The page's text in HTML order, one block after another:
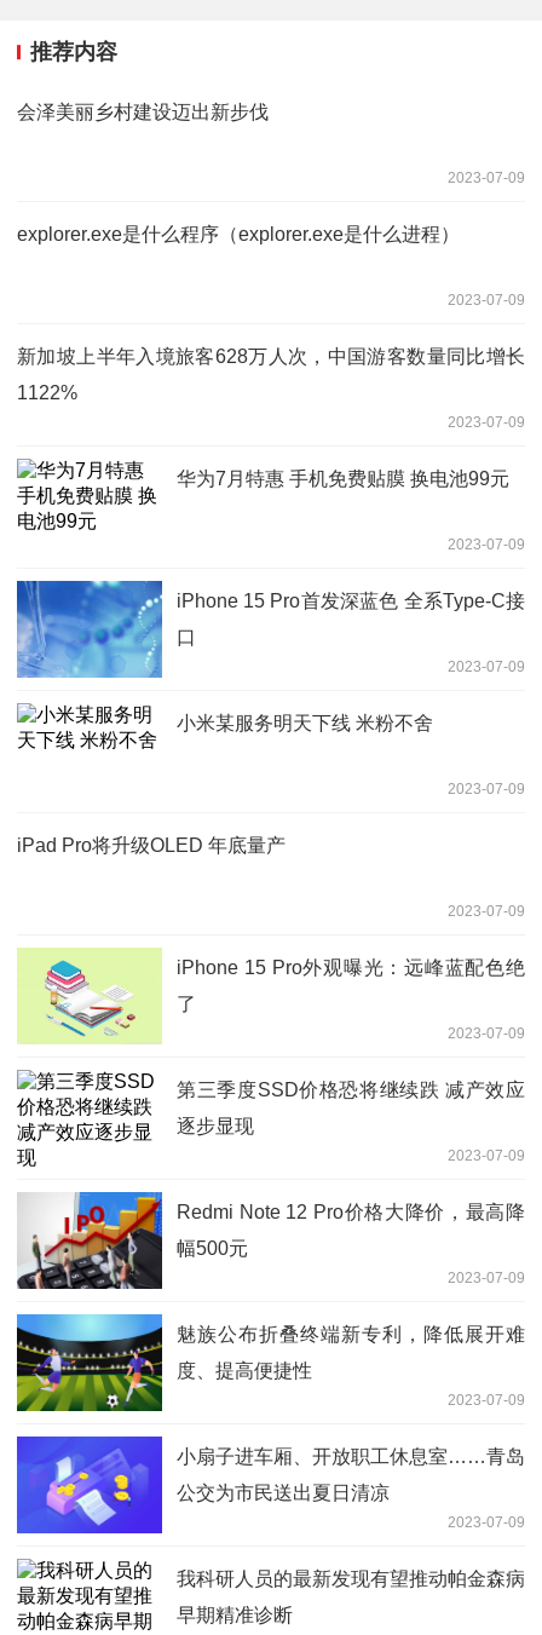
推荐内容
会泽美丽乡村建设迈出新步伐
2023-07-09
explorer.exe是什么程序（explorer.exe是什么进程）
2023-07-09
新加坡上半年入境旅客628万人次，中国游客数量同比增长
1122%
2023-07-09
华为7月特惠 手机免费贴膜 换电池99元
2023-07-09
iPhone 15 Pro首发深蓝色 全系Type-C接
口
2023-07-09
小米某服务明天下线 米粉不舍
2023-07-09
iPad Pro将升级OLED 年底量产
2023-07-09
iPhone 15 Pro外观曝光：远峰蓝配色绝
了
2023-07-09
第三季度SSD价格恐将继续跌 减产效应
逐步显现
2023-07-09
Redmi Note 12 Pro价格大降价，最高降
幅500元
2023-07-09
魅族公布折叠终端新专利，降低展开难
度、提高便捷性
2023-07-09
小扇子进车厢、开放职工休息室……青岛
公交为市民送出夏日清凉
2023-07-09
我科研人员的最新发现有望推动帕金森病
早期精准诊断